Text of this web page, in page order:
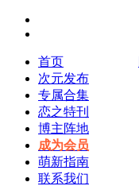
首页
次元发布
专属合集
恋之特刊
博主阵地
成为会员
萌新指南
联系我们